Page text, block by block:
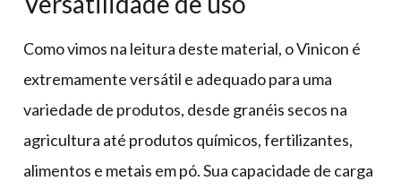
Como vimos na leitura deste material, o Vinicon é
extremamente versátil e adequado para uma
variedade de produtos, desde granéis secos na
agricultura até produtos químicos, fertilizantes,
alimentos e metais em pó. Sua capacidade de carga